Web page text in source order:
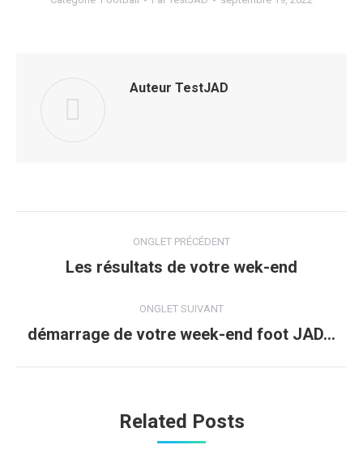
Auteur TestJAD
commentaire
ONGLET PRÉCÉDENT
Onglet
Les résultats de votre wek-end
ONGLET SUIVANT
Onglet
démarrage de votre week-end foot JAD…
Related Posts